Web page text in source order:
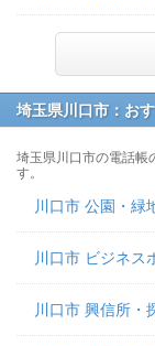
埼玉県川口市：お
埼玉県川口市の電話帳
す。
川口市 公園・緑
川口市 ビジネス
川口市 興信所・